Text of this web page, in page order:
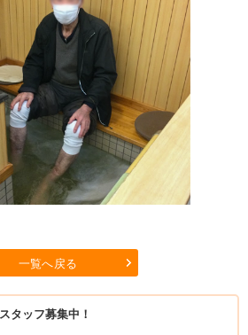
一覧へ戻る
スタッフ募集中！